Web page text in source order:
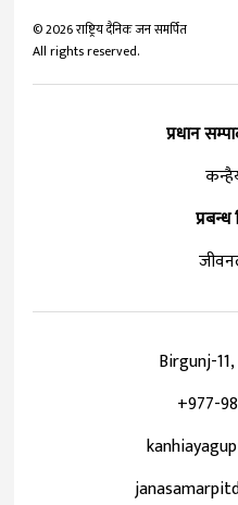
©2026राष्ट्रिय दैनिक जन समर्पित
All rights reserved.
प्रधान
Birgunj-
+977-